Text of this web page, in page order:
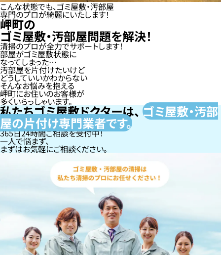
こんな状態でも、ゴミ屋敷・汚部屋
専門のプロが綺麗にいたします！
岬町の
ゴミ屋敷・汚部屋問題を解決！
清掃のプロが全力でサポートします！
部屋がゴミ屋敷状態に
なってしまった…
汚部屋を片付けたいけど
どうしていいかわからない
そんなお悩みを抱える
岬町にお住いのお客様が
多くいらっしゃいます。
私たちゴミ屋敷ドクターは、ゴミ屋敷・汚部
屋の片付け専門業者です。
365日24時間ご相談を受付中！
一人で悩まず、
まずはお気軽にご相談ください。